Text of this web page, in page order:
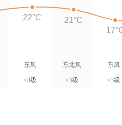
东风
<3级
东北风
<3级
东风
<3级
22°C
21°C